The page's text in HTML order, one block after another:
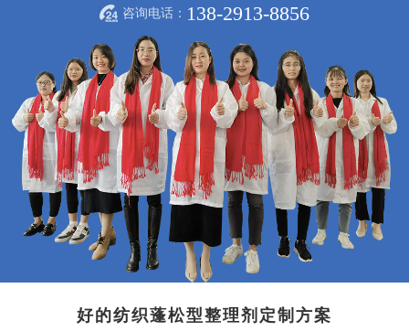
咨询电话： 138-2913-8856
好的纺织蓬松型整理剂定制方案